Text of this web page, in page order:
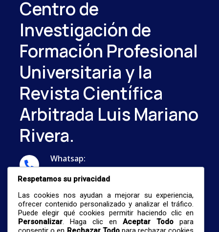
Centro de
Investigación de
Formación Profesional
Universitaria y la
Revista Científica
Arbitrada Luis Mariano
Rivera.
Whatsap:
...
nestormalave26@gmail.com
Respetamos su privacidad
Las cookies nos ayudan a mejorar su experiencia,
ofrecer contenido personalizado y analizar el tráfico.
Puede elegir qué cookies permitir haciendo clic en
Personalizar. Haga clic enAceptar Todo para